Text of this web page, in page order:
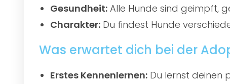
Gesundheit: Alle Hunde sind geimpft,
Charakter: Du findest Hunde
Was erwartet dich bei der
Erstes Kennenlernen: Du lernst deinen